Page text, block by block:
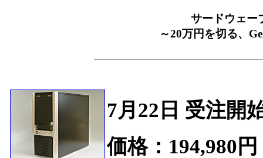
サードウェー
～20万円を切る、
7月22日 受注開
価格：194,980円